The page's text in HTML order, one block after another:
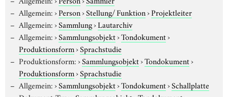
Allgemein:›Person›Stellung/ Funktion›Projektleiter
Allgemein:›Sammlung›Lautarchiv
Allgemein:›Sammlungsobjekt›Tondokument›
Produktionsform›Sprachstudie
Produktionsform:›Sammlungsobjekt›Tondokument›
Produktionsform›Sprachstudie
Allgemein:›Sammlungsobjekt›Tondokument›Schallplatte